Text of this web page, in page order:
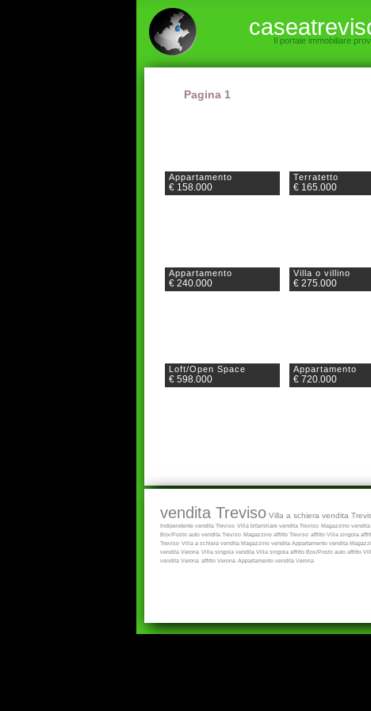
Il portale immobiliare
Pagina 1
Appartamento
€ 158.000
Terratetto
€ 165.000
Appartamento
€ 240.000
Villa o villino
€ 275.000
Loft/Open Space
€ 598.000
Appartamento
€ 720.000
vendita Treviso Villa a schiera vendita
Indipendente vendita Treviso Villa bifamiliare vendita Treviso Magazzino
Box/Posto auto vendita Treviso Magazzino affitto Treviso affitto Villa singola
Treviso Villa a schiera vendita Magazzino vendita Appartamento vendita
vendita Verona Villa singola vendita Villa singola affitto Box/Posto auto affitto
vendita Verona affitto Verona Appartamento vendita Verona